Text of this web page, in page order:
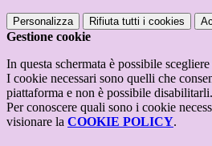
Personalizza Rifiuta tutti i cookies
Gestione cookie
In questa schermata è possibile
I cookie necessari sono quelli che
piattaforma e non è possibile disabilitarli.
Per conoscere quali sono i cookie
visionare la COOKIE POLICY.